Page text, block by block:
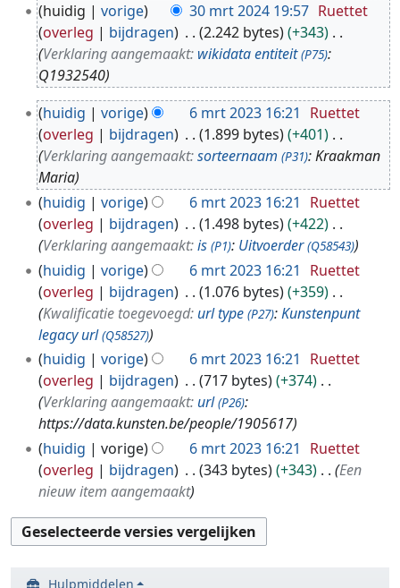
huidig vorige 30 mrt 2024 19:57 Ruettet
overleg
bijdragen 2.242 bytes
+343
Verklaring aangemaakt: wikidata entiteit (P75):
Q1932540
huidig vorige 6 mrt 2023 16:21
Ruettet
overleg
bijdragen 1.899 bytes
+401
Verklaring aangemaakt:sorteernaam (P31): Kraakman
Maria
huidig
vorige 6 mrt 2023 16:21
Ruettet
overleg
bijdragen 1.498 bytes
+422
Verklaring aangemaakt:is (P1): Uitvoerder (Q58543)
huidig vorige 6 mrt 2023 16:21
Ruettet
overleg
bijdragen 1.076 bytes
+359
Kwalificatie toegevoegd: url type (P27):Kunstenpunt
legacy url (Q58527)
huidig vorige 6 mrt 2023 16:21
Ruettet
overleg
bijdragen 717 bytes
+374
Verklaring aangemaakt: url (P26):
https://data.kunsten.be/people/1905617
huidig
vorige 6 mrt 2023 16:21
Ruettet
overleg
bijdragen 343 bytes +343
Een
nieuw item aangemaakt
Hulpmiddelen